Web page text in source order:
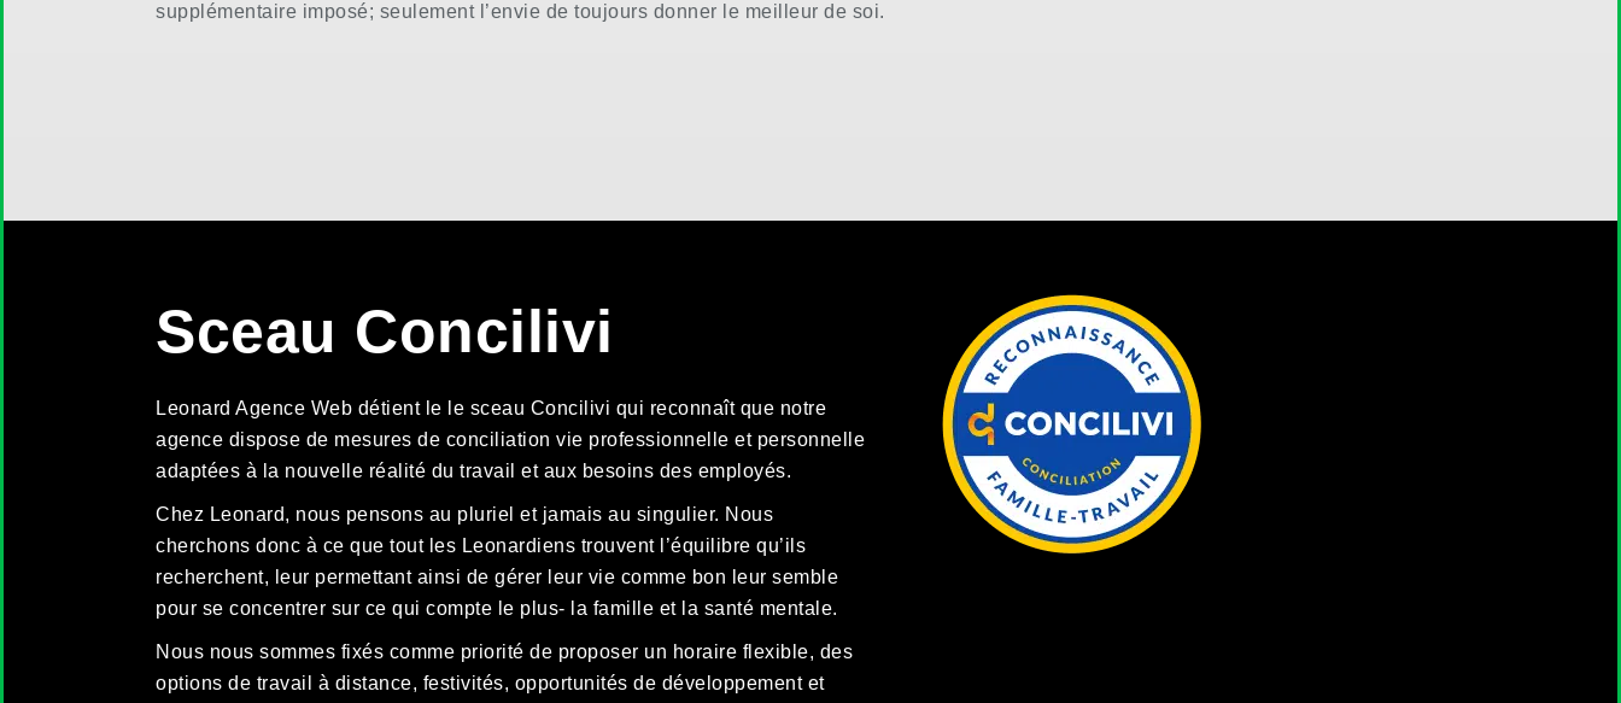
supplémentaire imposé; seulement l’envie de toujours donner le meilleur de soi.
Sceau Concilivi
Leonard Agence Web détient le le sceau Concilivi qui reconnaît que notre
agence dispose de mesures de conciliation vie professionnelle et personnelle
adaptées à la nouvelle réalité du travail et aux besoins des employés.
Chez Leonard, nous pensons au pluriel et jamais au singulier. Nous
cherchons donc à ce que tout les Leonardiens trouvent l’équilibre qu’ils
recherchent, leur permettant ainsi de gérer leur vie comme bon leur semble
pour se concentrer sur ce qui compte le plus- la famille et la santé mentale.
Nous nous sommes fixés comme priorité de proposer un horaire flexible, des
options de travail à distance, festivités, opportunités de développement et